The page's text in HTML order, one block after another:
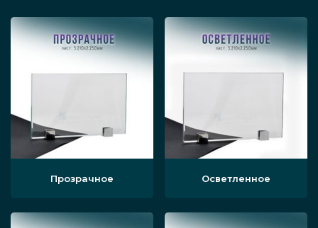
Прозрачное Осветленное